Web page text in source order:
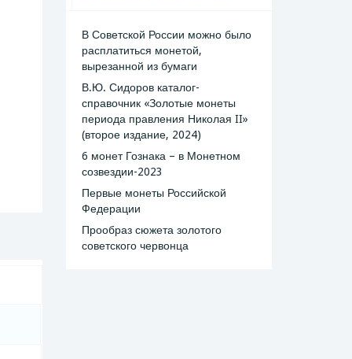
В Советской России можно было
расплатиться монетой,
вырезанной из бумаги
В.Ю. Сидоров каталог-
справочник «Золотые монеты
периода правления Николая II»
(второе издание, 2024)
6 монет Гознака – в Монетном
созвездии-2023
Первые монеты Российской
Федерации
Прообраз сюжета золотого
советского червонца